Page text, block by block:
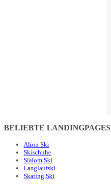
BELIEBTE LANDINGPAGES
Alpin Ski
Skischuhe
Slalom Ski
Langlaufski
Skating Ski